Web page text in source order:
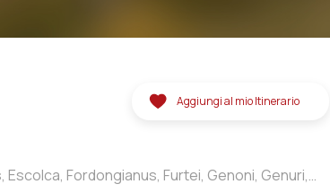
Aggiungi al mio Itinerario
Escolca, Fordongianus, Furtei, Genoni, Genuri,